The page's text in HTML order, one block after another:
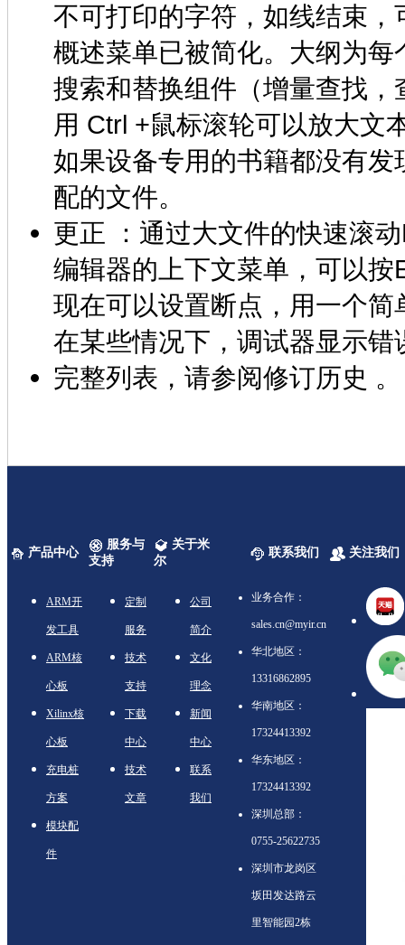
不可打印的字符，如线结束
概述菜单已被简化。大纲为
搜索和替换组件（增量查找
用 Ctrl +鼠标滚轮可以放大文
如果设备专用的书籍都没有
配的文件。
更正 ：通过大文件的快速滚
编辑器的上下文菜单，可以
现在可以设置断点，用一个
在某些情况下，调试器显示
完整列表，请参阅修订历史 。
产品中心
服务与
支持
关于米
尔
联系我们 关注我们
ARM开
发工具
ARM核
心板
Xilinx核
心板
充电桩
方案
模块配
件
定制
服务
技术
支持
下载
中心
技术
文章
公司
简介
文化
理念
新闻
中心
联系
我们
业务合作：
sales.cn@myir.cn
华北地区：
13316862895
华南地区：
17324413392
华东地区：
17324413392
深圳总部：
0755-25622735
深圳市龙岗区
坂田发达路云
里智能园2栋